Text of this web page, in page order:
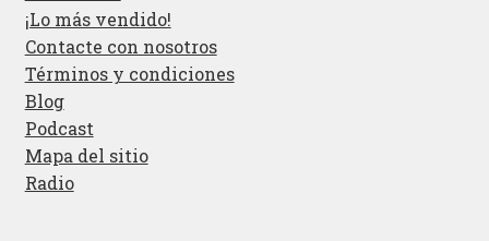
¡Lo más vendido!
Contacte con nosotros
Términos y condiciones
Blog
Podcast
Mapa del sitio
Radio